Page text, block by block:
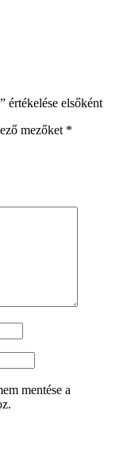
értékelése elsőként
mezőket *
mentése a